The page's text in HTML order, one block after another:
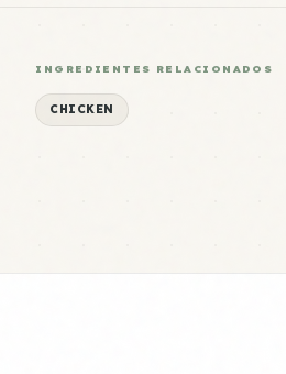
INGREDIENTES RELACIONADOS
CHICKEN